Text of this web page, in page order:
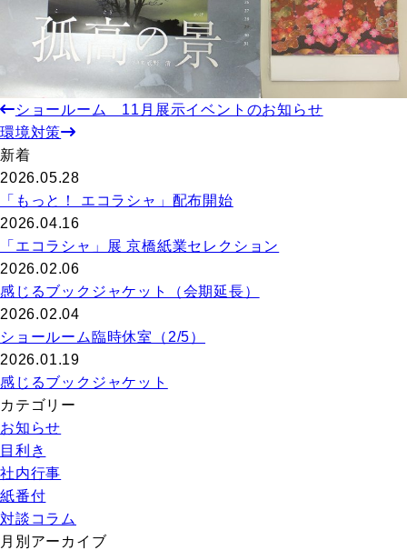
ショールーム 11月展示イベントのお知らせ
環境対策
新着
2026.05.28
「もっと！ エコラシャ」配布開始
2026.04.16
「エコラシャ」展 京橋紙業セレクション
2026.02.06
感じるブックジャケット（会期延長）
2026.02.04
ショールーム臨時休室（2/5）
2026.01.19
感じるブックジャケット
カテゴリー
お知らせ
目利き
社内行事
紙番付
対談コラム
月別アーカイブ